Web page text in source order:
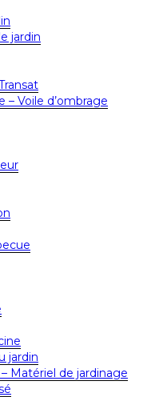
jardin
– Voile d’ombrage
jardin
Matériel de jardinage